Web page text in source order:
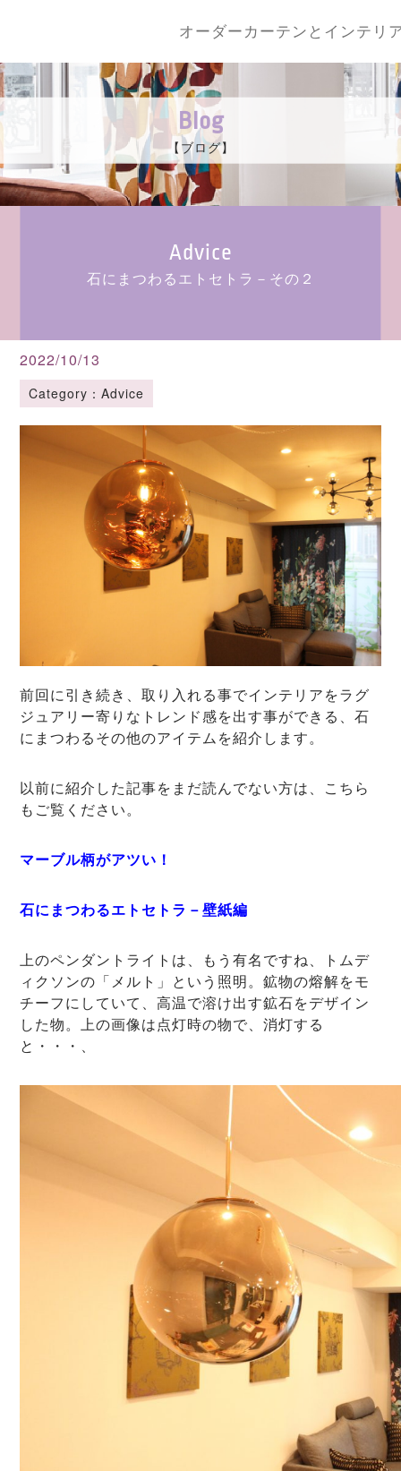
オーダーカーテンとインテリ
Blog
【ブログ】
Advice
石にまつわるエトセトラ－その２
2022/10/13
Category：Advice
前回に引き続き、取り入れる事でインテリアをラグ
ジュアリー寄りなトレンド感を出す事ができる、石
にまつわるその他のアイテムを紹介します。
以前に紹介した記事をまだ読んでない方は、こちら
もご覧ください。
マーブル柄がアツい！
石にまつわるエトセトラ－壁紙編
上のペンダントライトは、もう有名ですね、トムデ
ィクソンの「メルト」という照明。鉱物の熔解をモ
チーフにしていて、高温で溶け出す鉱石をデザイン
した物。上の画像は点灯時の物で、消灯する
と・・・、